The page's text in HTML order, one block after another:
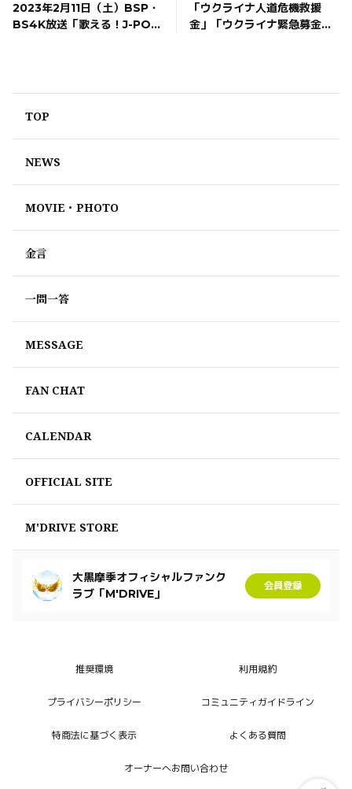
2023年2月11日（土）BSP・
BS4K放送「歌える！J-POP
「ウクライナ人道危機救援
金」「ウクライナ緊急募金」
TOP
NEWS
MOVIE・PHOTO
金言
一問一答
MESSAGE
FAN CHAT
CALENDAR
OFFICIAL SITE
M'DRIVE STORE
大黒摩季オフィシャルファンク
ラブ「M'DRIVE」
会員登録
推奨環境 利用規約
プライバシーポリシー コミュニティガイドライン
特商法に基づく表示 よくある質問
オーナーへお問い合わせ